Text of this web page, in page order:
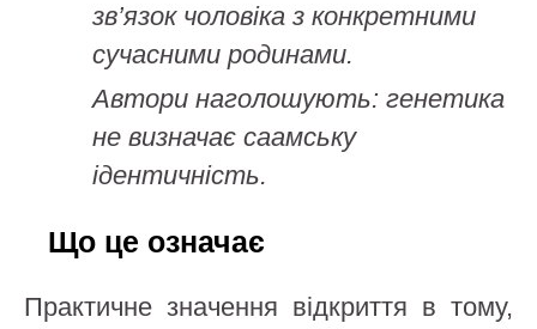
зв’язок чоловіка з конкретними
сучасними родинами.
Автори наголошують: генетика
не визначає саамську
ідентичність.
Що це означає
Практичне значення відкриття в тому,